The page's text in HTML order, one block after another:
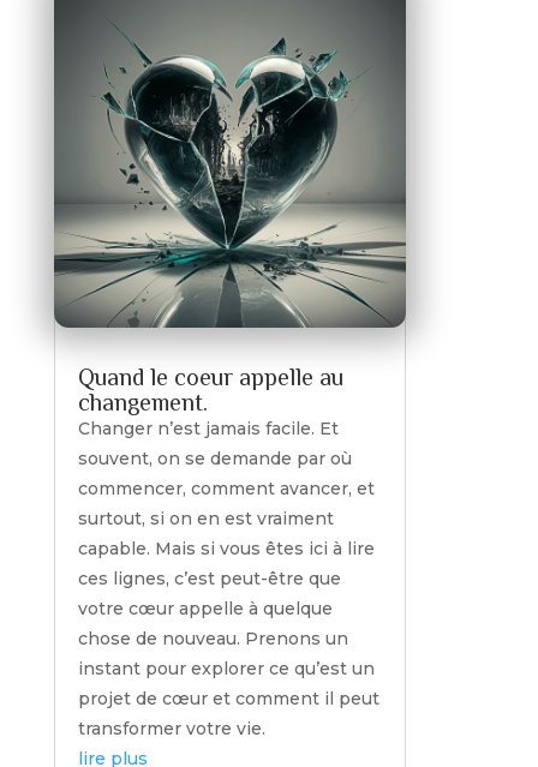
Quand le coeur appelle au
changement.
Changer n’est jamais facile. Et
souvent, on se demande par où
commencer, comment avancer, et
surtout, si on en est vraiment
capable. Mais si vous êtes ici à lire
ces lignes, c’est peut-être que
votre cœur appelle à quelque
chose de nouveau. Prenons un
instant pour explorer ce qu’est un
projet de cœur et comment il peut
transformer votre vie.
lire plus